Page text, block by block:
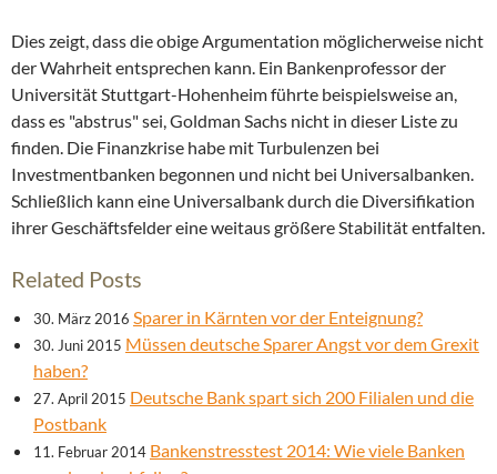
Dies zeigt, dass die obige Argumentation möglicherweise nicht
der Wahrheit entsprechen kann. Ein Bankenprofessor der
Universität Stuttgart-Hohenheim führte beispielsweise an,
dass es "abstrus" sei, Goldman Sachs nicht in dieser Liste zu
finden. Die Finanzkrise habe mit Turbulenzen bei
Investmentbanken begonnen und nicht bei Universalbanken.
Schließlich kann eine Universalbank durch die Diversifikation
ihrer Geschäftsfelder eine weitaus größere Stabilität entfalten.
Related Posts
30. März 2016 Sparer in Kärnten vor der Enteignung?
30. Juni 2015 Müssen deutsche Sparer Angst vor dem Grexit
haben?
27. April 2015 Deutsche Bank spart sich 200 Filialen und die
Postbank
11. Februar 2014 Bankenstresstest 2014: Wie viele Banken